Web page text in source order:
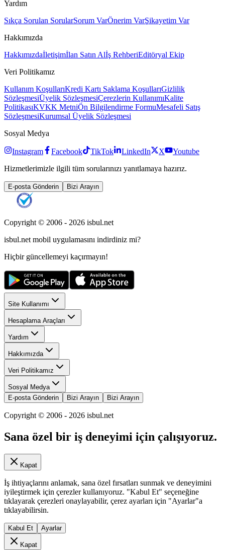
Yardım
Sıkça Sorulan SorularSorum VarÖnerim VarŞikayetim Var
Hakkımızda
Hakkımızdaİletişimİlan Satın Alİş RehberiEditöryal Ekip
Veri Politikamız
Kullanım KoşullarıKredi Kartı Saklama KoşullarıGizlilik
SözleşmesiÜyelik SözleşmesiÇerezlerin KullanımıKalite
PolitikasıKVKK MetniÖn Bilgilendirme FormuMesafeli Satış
SözleşmesiKurumsal Üyelik Sözleşmesi
Sosyal Medya
Instagram Facebook TikTok LinkedIn X
Youtube
Hizmetlerimizle ilgili tüm sorularınızı yanıtlamaya hazırız.
E-posta Gönderin Bizi Arayın
Copyright © 2006 - 2026 isbul.net
isbul.net mobil uygulamasını indirdiniz mi?
Hiçbir güncellemeyi kaçırmayın!
Site Kullanımı
Hesaplama Araçları
Yardım
Hakkımızda
Veri Politikamız
Sosyal Medya
E-posta Gönderin
Bizi Arayın Bizi Arayın
Copyright © 2006 - 2026 isbul.net
Sana özel bir iş deneyimi için çalışıyoruz.
Kapat
İş ihtiyaçlarını anlamak, sana özel fırsatları sunmak ve deneyimini
iyileştirmek için çerezler kullanıyoruz. "Kabul Et" seçeneğine
tıklayarak çerezleri onaylayabilir, çerez ayarları için "Ayarlar"a
tıklayabilirsin.
Kabul Et Ayarlar
Kapat